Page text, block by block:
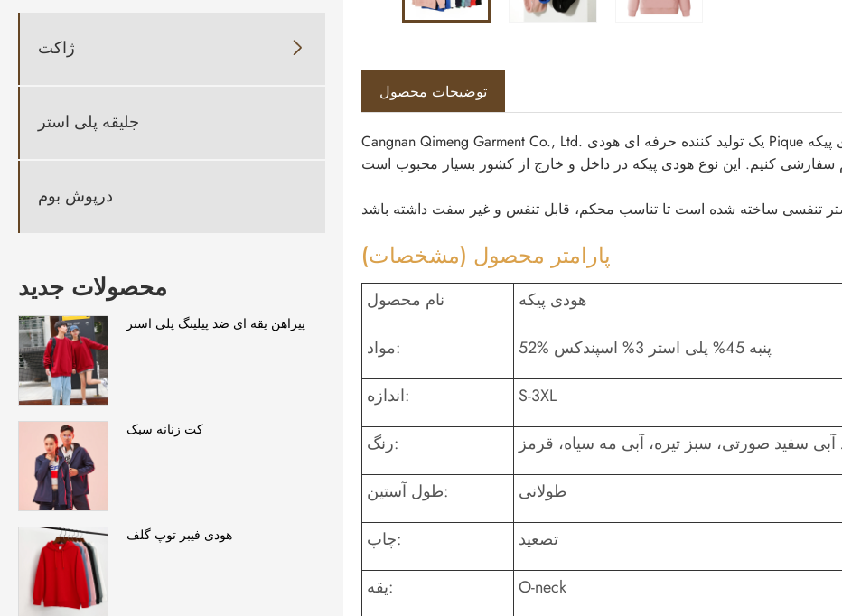
ژاکت 
جلیقه پلی استر
درپوش بوم
محصولات جدید
پیراهن یقه ای ضد پیلینگ پلی استر
کت زنانه سبک
هودی فیبر توپ گلف
توضیحات محصول
Cangnan Qimeng Garment Co., Ltd. یک تولید کننده حرفه ای هودی Pique است که بیش از یک دهه تجربه تولید دارد. ما می توانیم هودی پیکه
پارامتر محصول (مشخصات)
نام محصول هودی پیکه
مواد: 52% پنبه 45% پلی استر 3% اسپندکس
اندازه: S-3XL
رنگ: آبی سفید صورتی، سبز تیره، آبی مه سیاه، قرمز
طول آستین: طولانی
چاپ: تصعید
یقه: O-neck